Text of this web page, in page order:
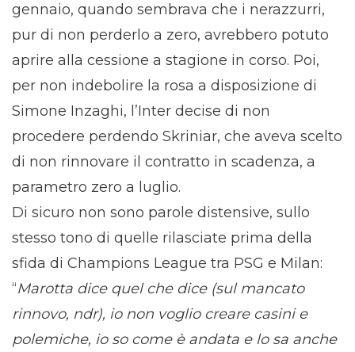
gennaio, quando sembrava che i nerazzurri,
pur di non perderlo a zero, avrebbero potuto
aprire alla cessione a stagione in corso. Poi,
per non indebolire la rosa a disposizione di
Simone Inzaghi, l’Inter decise di non
procedere perdendo Skriniar, che aveva scelto
di non rinnovare il contratto in scadenza, a
parametro zero a luglio.
Di sicuro non sono parole distensive, sullo
stesso tono di quelle rilasciate prima della
sfida di Champions League tra PSG e Milan:
“Marotta dice quel che dice (sul mancato
rinnovo, ndr), io non voglio creare casini e
polemiche, io so come è andata e lo sa anche